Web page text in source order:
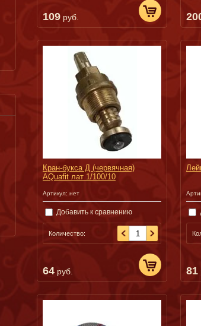
109 руб.
Кран-букса Д (червячная)
AQuafit лат 1/100/10
Артикул: нет
Добавить к сравнению
Количество:
64 руб. 81